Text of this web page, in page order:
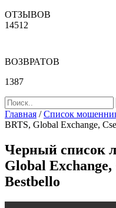
ОТЗЫВОВ
14512
ВОЗВРАТОВ
1387
Главная /Список
BRTS, Global Exchange,
Черный список
Global
Bestbello